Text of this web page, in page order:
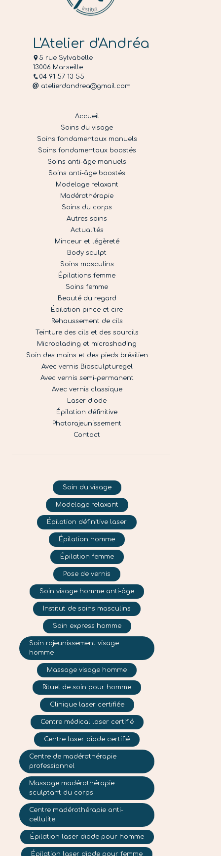
L'Atelier d'Andréa
5 rue Sylvabelle
13006 Marseille
04 91 57 13 55
atelierdandrea@gmail.com
Accueil
Soins du visage
Soins fondamentaux manuels
Soins fondamentaux boostés
Soins anti-âge manuels
Soins anti-âge boostés
Modelage relaxant
Madérothérapie
Soins du corps
Autres soins
Actualités
Minceur et légèreté
Body sculpt
Soins masculins
Épilations femme
Soins femme
Beauté du regard
Épilation pince et cire
Rehaussement de cils
Teinture des cils et des sourcils
Microblading et microshading
Soin des mains et des pieds brésilien
Avec vernis Biosculpturegel
Avec vernis semi-permanent
Avec vernis classique
Laser diode
Épilation définitive
Photorajeunissement
Contact
Soin du visage
Modelage relaxant
Épilation définitive laser
Épilation homme
Épilation femme
Pose de vernis
Soin visage homme anti-âge
Institut de soins masculins
Soin express homme
Soin rajeunissement visage
homme
Massage visage homme
Rituel de soin pour homme
Clinique laser certifiée
Centre médical laser certifié
Centre laser diode certifié
Centre de madérothérapie
professionnel
Massage madérothérapie
sculptant du corps
Centre madérothérapie anti-
cellulite
Épilation laser diode pour homme
Épilation laser diode pour femme